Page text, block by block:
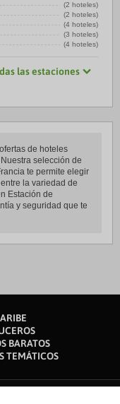
(2 hoteles)
(2 hoteles)
(4 hoteles)
(3 hoteles)
(4 hoteles)
las estaciones
de hoteles
selección de
te permite elegir
la variedad de
Estación de
y seguridad que te
BARATOS
TEMÁTICOS